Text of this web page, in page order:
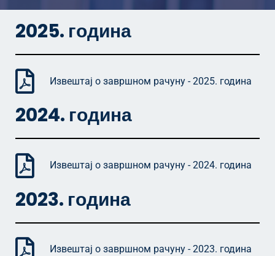
2025. година
Извештај о завршном рачуну - 2025. година
2024. година
Извештај о завршном рачуну - 2024. година
2023. година
Извештај о завршном рачуну - 2023. година